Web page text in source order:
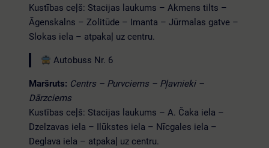
Kustības ceļš: Stacijas laukums – Akmens tilts –
Āgenskalns – Zolitūde – Imanta – Jūrmalas gatve –
Slokas iela – atpakaļ uz centru.
Autobuss Nr. 6
Maršruts: Centrs – Purvciems – Pļavnieki –
Dārzciems
Kustības ceļš: Stacijas laukums – A. Čaka iela –
Dzelzavas iela – Ilūkstes iela – Nīcgales iela –
Deglava iela – atpakaļ uz centru.